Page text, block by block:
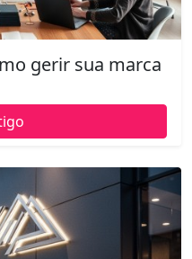
gerir sua marca